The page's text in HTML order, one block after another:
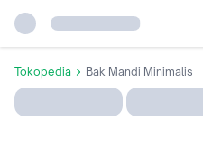
Tokopedia Bak Mandi Minimalis